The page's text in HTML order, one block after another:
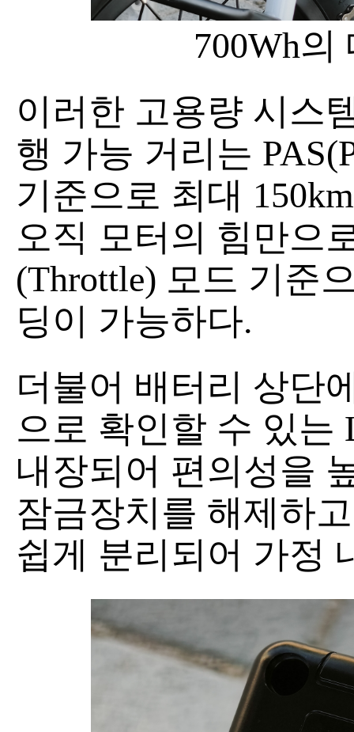
700Wh의
이러한 고용량 시스
행 가능 거리는
기준으로 최대
오직 모터의 힘만으
(Throttle) 모드 기준
딩이 가능하다.
더불어 배터리 상단
으로 확인할 수 있는
내장되어 편의성을
잠금장치를 해제하
쉽게 분리되어 가정